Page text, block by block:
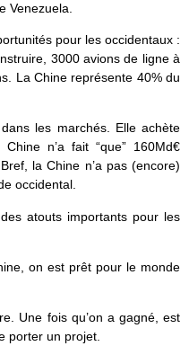
Venezuela.
pour les occidentaux :
3000 avions de ligne à
La Chine représente 40% du
les marchés. Elle achète
n’a fait “que” 160Md€
la Chine n’a pas (encore)
occidental.
atouts importants pour les
on est prêt pour le monde
Une fois qu’on a gagné, est
porter un projet.